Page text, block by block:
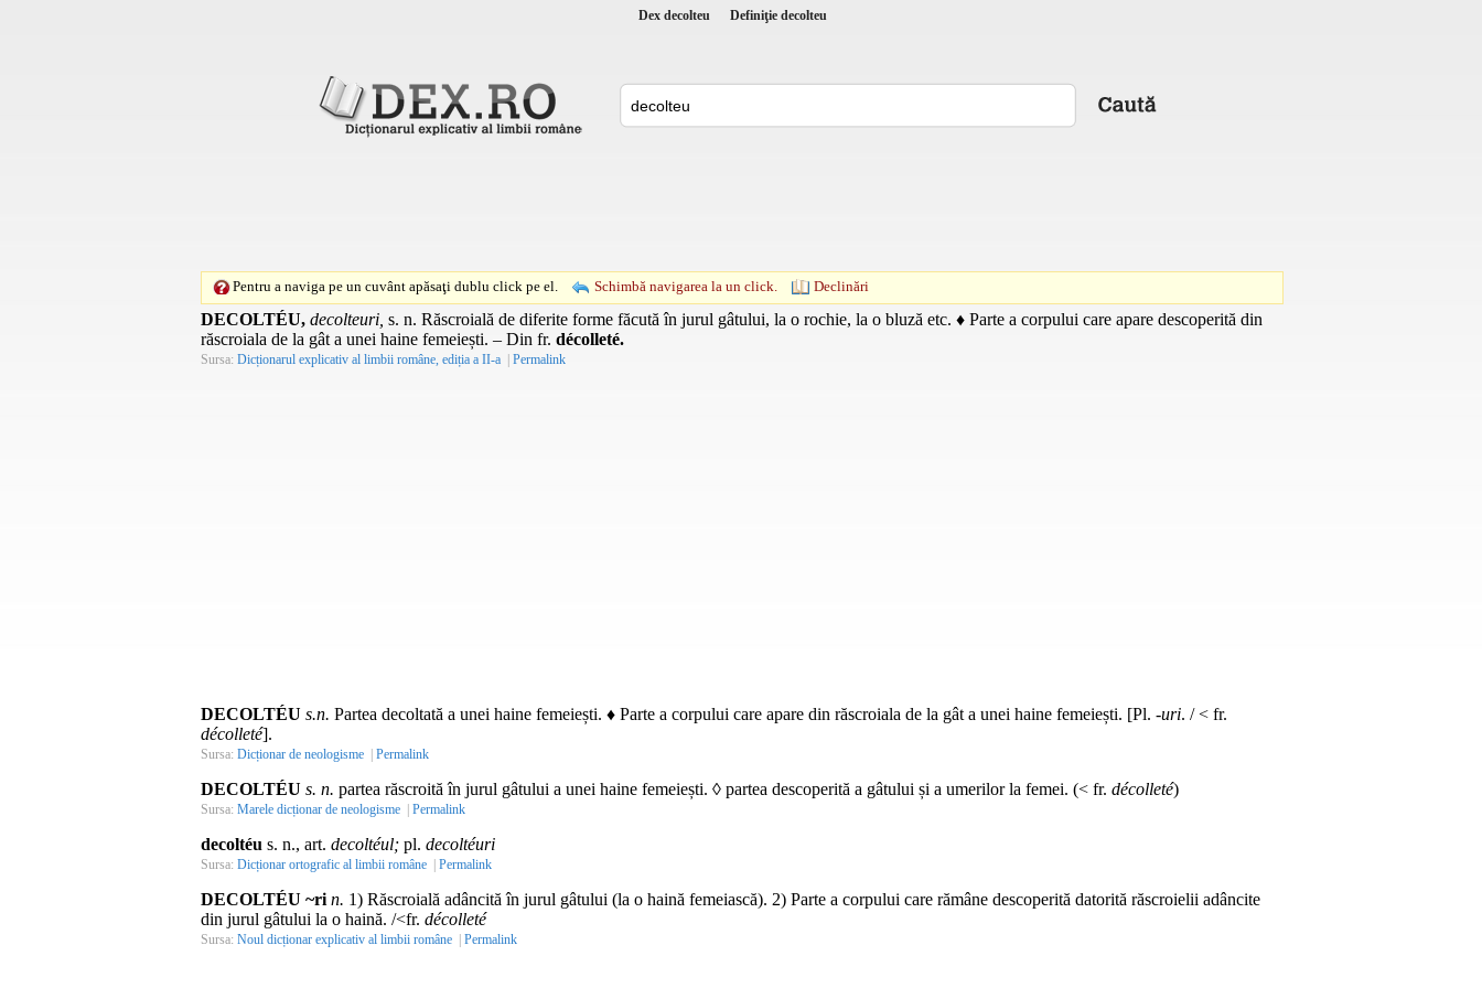
Dex decolteu Definiţie decolteu
Pentru a naviga pe un cuvânt apăsaţi dublu click pe el. Schimbă navigarea la un click. Declinări
DECOLTÉU, decolteuri, s. n. Răscroială de diferite forme făcută în jurul gâtului, la o rochie, la o bluză etc. ♦ Parte a corpului care apare descoperită din
răscroiala de la gât a unei haine femeiești. – Din fr. décolleté.
Sursa: Dicționarul explicativ al limbii române, ediția a II-a | Permalink
DECOLTÉU s.n. Partea decoltată a unei haine femeiești. ♦ Parte a corpului care apare din răscroiala de la gât a unei haine femeiești. [Pl. -uri. / < fr.
décolleté].
Sursa: Dicționar de neologisme | Permalink
DECOLTÉU s. n. partea răscroită în jurul gâtului a unei haine femeiești. ◊ partea descoperită a gâtului și a umerilor la femei. (< fr. décolleté)
Sursa: Marele dicționar de neologisme | Permalink
decoltéu s. n., art. decoltéul; pl. decoltéuri
Sursa: Dicționar ortografic al limbii române | Permalink
DECOLTÉU ~ri n. 1) Răscroială adâncită în jurul gâtului (la o haină femeiască). 2) Parte a corpului care rămâne descoperită datorită răscroielii adâncite
din jurul gâtului la o haină. /<fr. décolleté
Sursa: Noul dicționar explicativ al limbii române | Permalink